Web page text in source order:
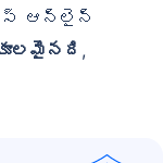
ఆన్‌లైన్
,